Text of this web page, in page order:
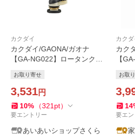
カクダイ
カクダイ/GAONA/ガオナ
【GA-NG022】ロータンク排
38ミリ これエエやん〔▽〕
お取り寄せ
3,531円
10% （321 pt）
要エントリー
あいあいショップさくら
カクダ
カク
【
38ミ
お取
14
要エ